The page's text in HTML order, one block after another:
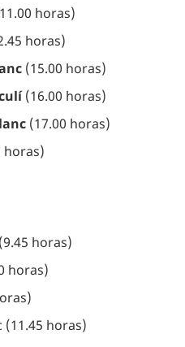
horas)
horas)
(15.00 horas)
(16.00 horas)
(17.00 horas)
horas)
horas)
horas)
(11.45 horas)